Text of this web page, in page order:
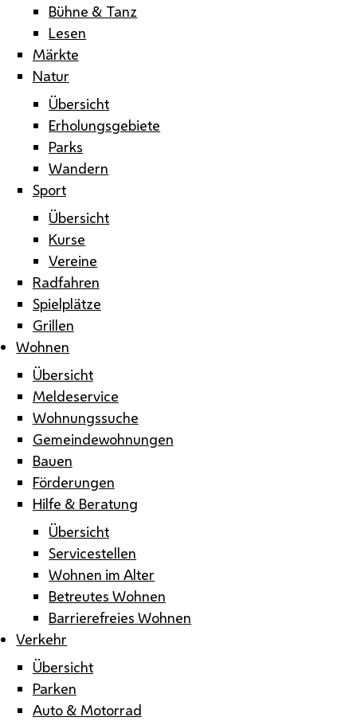
Bühne & Tanz
Lesen
Märkte
Natur
Übersicht
Erholungsgebiete
Parks
Wandern
Sport
Übersicht
Kurse
Vereine
Radfahren
Spielplätze
Grillen
Wohnen
Übersicht
Meldeservice
Wohnungssuche
Gemeindewohnungen
Bauen
Förderungen
Hilfe & Beratung
Übersicht
Servicestellen
Wohnen im Alter
Betreutes Wohnen
Barrierefreies Wohnen
Verkehr
Übersicht
Parken
Auto & Motorrad